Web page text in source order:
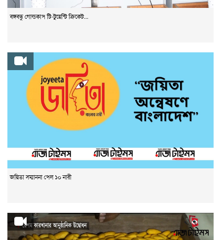
বঙ্গবন্ধু গোল্ডকাপ টি-টুয়েন্টি ক্রিকেট...
জয়িতা সম্মাননা পেল ১০ নারী